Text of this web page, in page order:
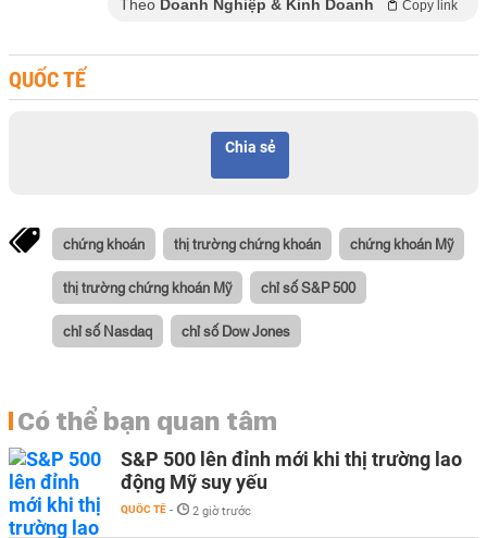
Theo Doanh Nghiệp & Kinh Doanh Copy link
QUỐC TẾ
Chia sẻ
chứng khoán thị trường chứng khoán chứng khoán Mỹ
thị trường chứng khoán Mỹ chỉ số S&P 500
chỉ số Nasdaq chỉ số Dow Jones
Có thể bạn quan tâm
S&P 500 lên đỉnh mới khi thị trường lao
động Mỹ suy yếu
QUỐC TẾ - 2 giờ trước